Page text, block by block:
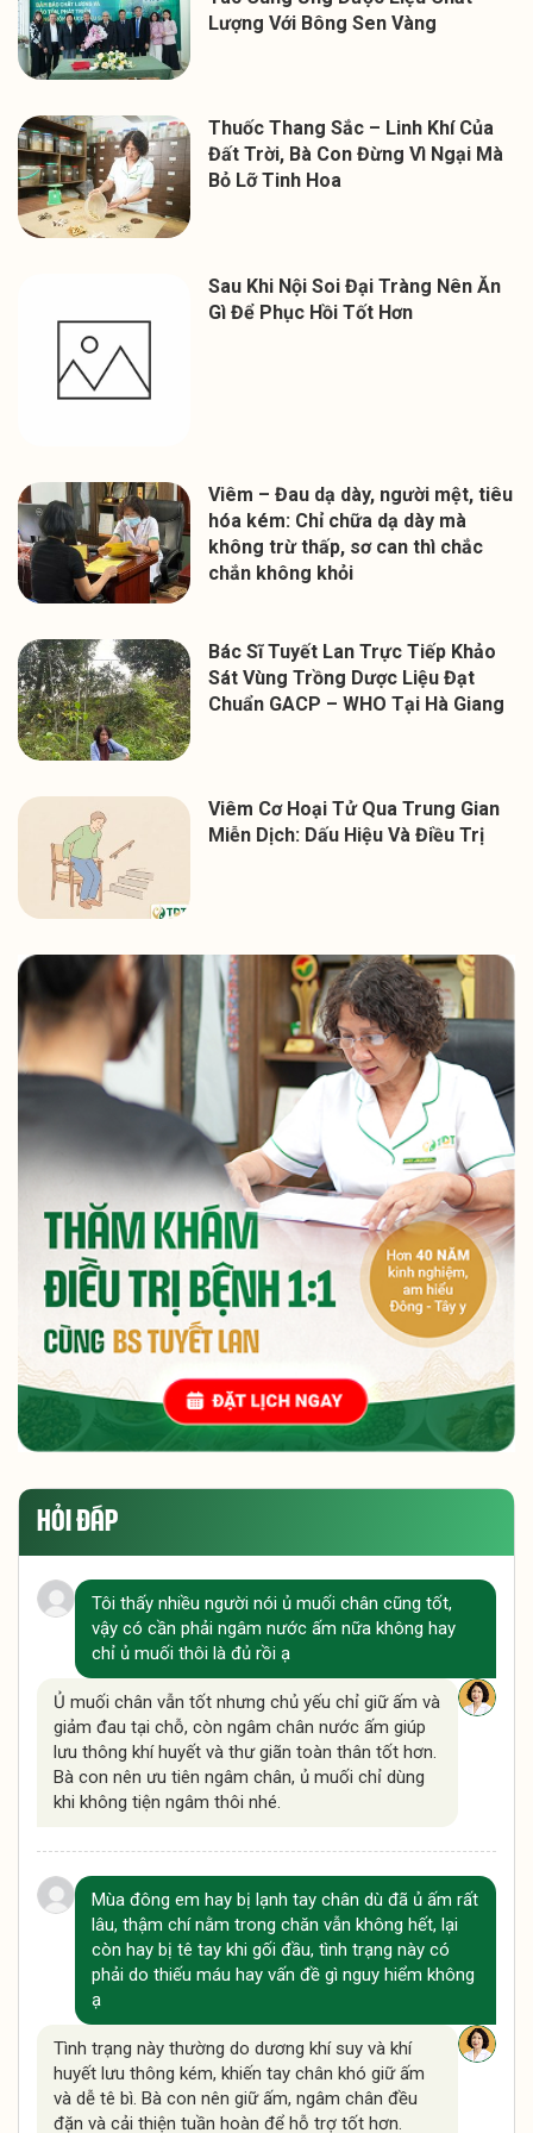
Lượng Với Bông Sen Vàng
Thuốc Thang Sắc – Linh Khí Của
Đất Trời, Bà Con Đừng Vì Ngại Mà
Bỏ Lỡ Tinh Hoa
Sau Khi Nội Soi Đại Tràng Nên Ăn
Gì Để Phục Hồi Tốt Hơn
Viêm – Đau dạ dày, người mệt, tiêu
hóa kém: Chỉ chữa dạ dày mà
không trừ thấp, sơ can thì chắc
chắn không khỏi
Bác Sĩ Tuyết Lan Trực Tiếp Khảo
Sát Vùng Trồng Dược Liệu Đạt
Chuẩn GACP – WHO Tại Hà Giang
Viêm Cơ Hoại Tử Qua Trung Gian
Miễn Dịch: Dấu Hiệu Và Điều Trị
HỎI ĐÁP
Tôi thấy nhiều người nói ủ muối chân cũng tốt,
vậy có cần phải ngâm nước ấm nữa không hay
chỉ ủ muối thôi là đủ rồi ạ
Ủ muối chân vẫn tốt nhưng chủ yếu chỉ giữ ấm và
giảm đau tại chỗ, còn ngâm chân nước ấm giúp
lưu thông khí huyết và thư giãn toàn thân tốt hơn.
Bà con nên ưu tiên ngâm chân, ủ muối chỉ dùng
khi không tiện ngâm thôi nhé.
Mùa đông em hay bị lạnh tay chân dù đã ủ ấm rất
lâu, thậm chí nằm trong chăn vẫn không hết, lại
còn hay bị tê tay khi gối đầu, tình trạng này có
phải do thiếu máu hay vấn đề gì nguy hiểm không
ạ
Tình trạng này thường do dương khí suy và khí
huyết lưu thông kém, khiến tay chân khó giữ ấm
và dễ tê bì. Bà con nên giữ ấm, ngâm chân đều
đặn và cải thiện tuần hoàn để hỗ trợ tốt hơn.